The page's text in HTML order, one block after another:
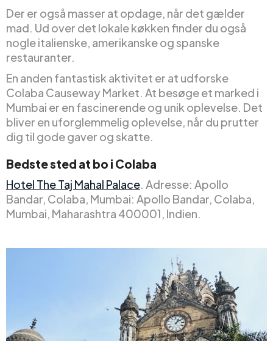
Der er også masser at opdage, når det gælder
mad. Ud over det lokale køkken finder du også
nogle italienske, amerikanske og spanske
restauranter.
En anden fantastisk aktivitet er at udforske
Colaba Causeway Market. At besøge et marked i
Mumbai er en fascinerende og unik oplevelse. Det
bliver en uforglemmelig oplevelse, når du prutter
dig til gode gaver og skatte.
Bedste sted at bo i Colaba
Hotel The Taj Mahal Palace . Adresse: Apollo
Bandar, Colaba, Mumbai: Apollo Bandar, Colaba,
Mumbai, Maharashtra 400001, Indien.